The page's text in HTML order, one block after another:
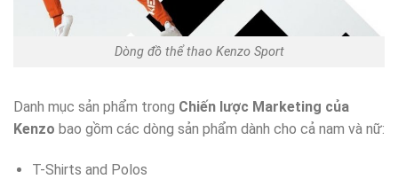
Dòng đồ thể thao Kenzo Sport
Danh mục sản phẩm trong Chiến lược Marketing của
Kenzo bao gồm các dòng sản phẩm dành cho cả nam và nữ:
T-Shirts and Polos